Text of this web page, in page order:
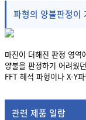
파형의 양불판정이
마진이 더해진 판정 영역
양불을 판정하기 어려웠
FFT 해석 파형이나 X-Y
관련 제품 일람